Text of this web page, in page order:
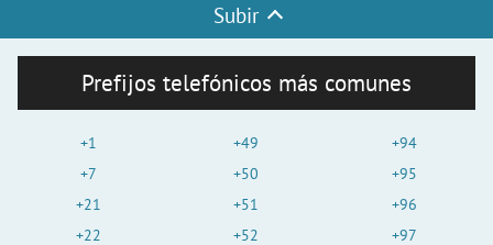
Subir
Prefijos telefónicos más comunes
+1
+7
+21
+22
+49
+50
+51
+52
+94
+95
+96
+97